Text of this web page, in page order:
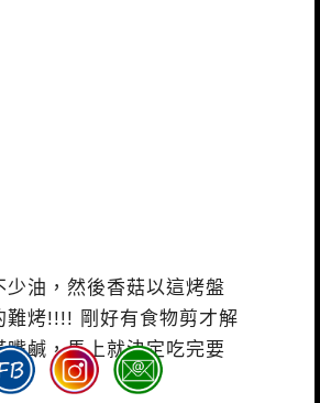
少油，然後香菇以這烤盤
難烤!!!! 剛好有食物剪才解
嘴鹹，馬上就決定吃完要